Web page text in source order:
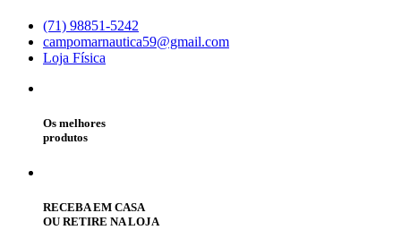
(71) 98851-5242
campomarnautica59@gmail.com
Loja Física
Os melhores
produtos
RECEBA EM CASA
OU RETIRE NA LOJA